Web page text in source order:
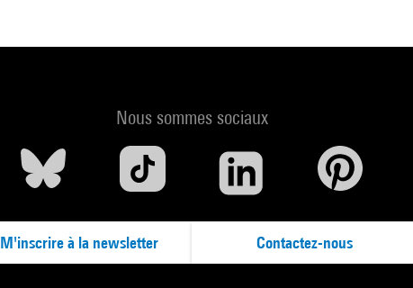
Nous sommes sociaux
M'inscrire à la newsletter Contactez-nous